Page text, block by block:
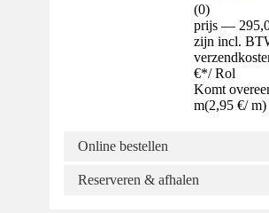
(0)
prijs —
zijn incl.
€*/ Rol
Komt
m(2,95 €/ m)
Online bestellen
Reserveren & afhalen